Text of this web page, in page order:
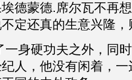
德蒙德.席尔瓦不再
定还真的生意兴隆
一身硬功夫之外，同
人，他没有闲着，